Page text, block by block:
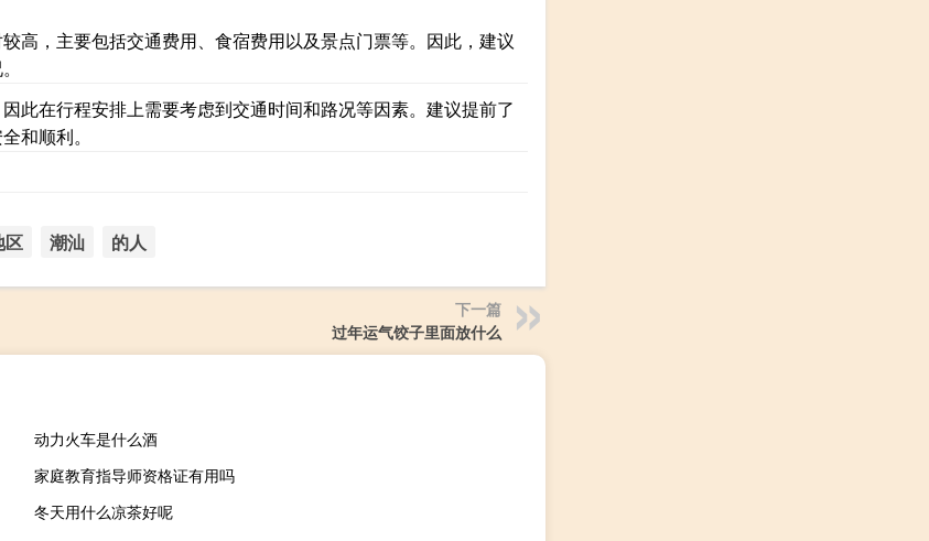
高，主要包括交通费用、食宿费用以及景点门票等。因此，建议
此在行程安排上需要考虑到交通时间和路况等因素。建议提前了
和顺利。
区 潮汕 的人
下一篇
过年运气饺子里面放什么
动力火车是什么酒
家庭教育指导师资格证有用吗
冬天用什么凉茶好呢